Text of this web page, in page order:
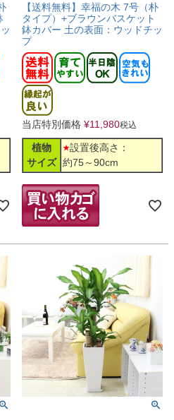
【送料無料】幸福の木 7号（朴
タイプ）+ブラウンバスケット
鉢カバー 土の表面：ウッドチッ
プ
当店特別価格 ¥11,980税込
植物
サイズ
設置後高さ：
約75～90cm